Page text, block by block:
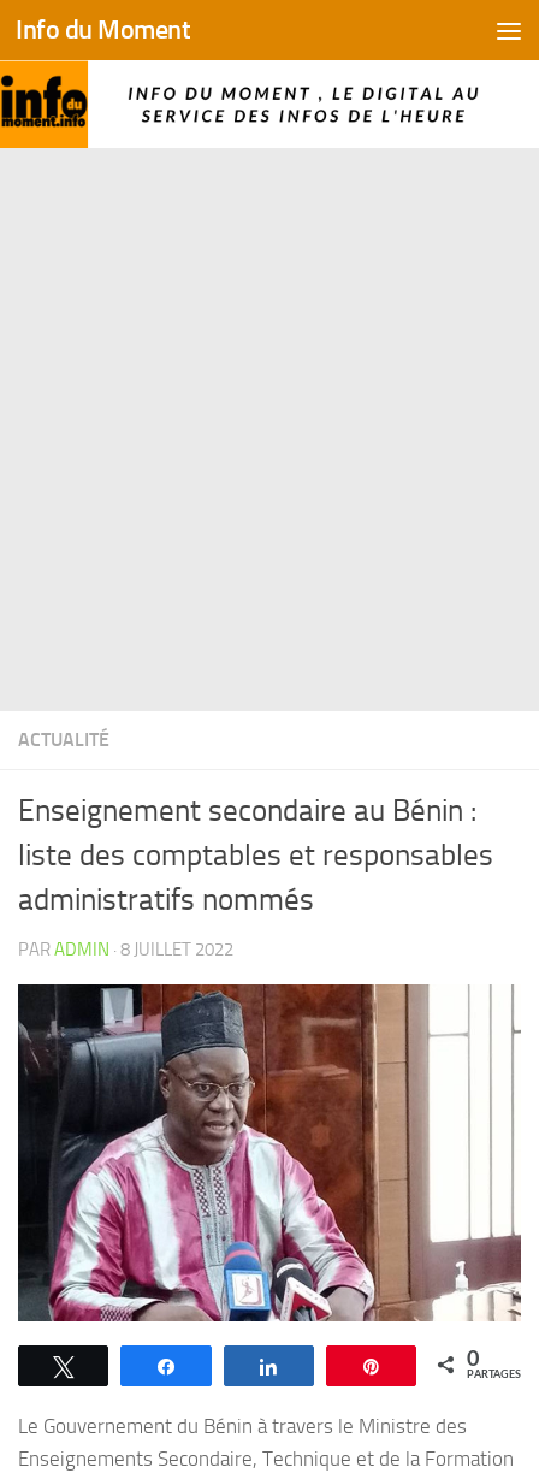
Skip to content
Info du Moment
ACTUALITÉ
Enseignement secondaire au Bénin :
liste des comptables et responsables
administratifs nommés
PARADMIN · 8 JUILLET 2022
Épingle 0
PARTAGES
Le Gouvernement du Bénin à travers le Ministre des
Enseignements Secondaire, Technique et de la Formation